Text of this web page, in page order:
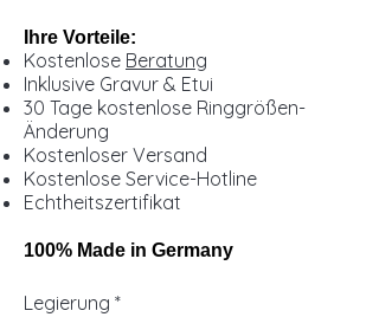
Ihre Vorteile:
Kostenlose Beratung
Inklusive Gravur & Etui
30 Tage kostenlose Ringgrößen-
Änderung
Kostenloser Versand
Kostenlose Service-Hotline
Echtheitszertifikat
100% Made in Germany
Legierung